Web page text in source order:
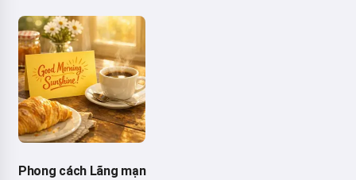
Phong cách Lãng mạn